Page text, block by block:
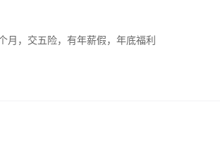
月，交五险，有年薪假，年底福利